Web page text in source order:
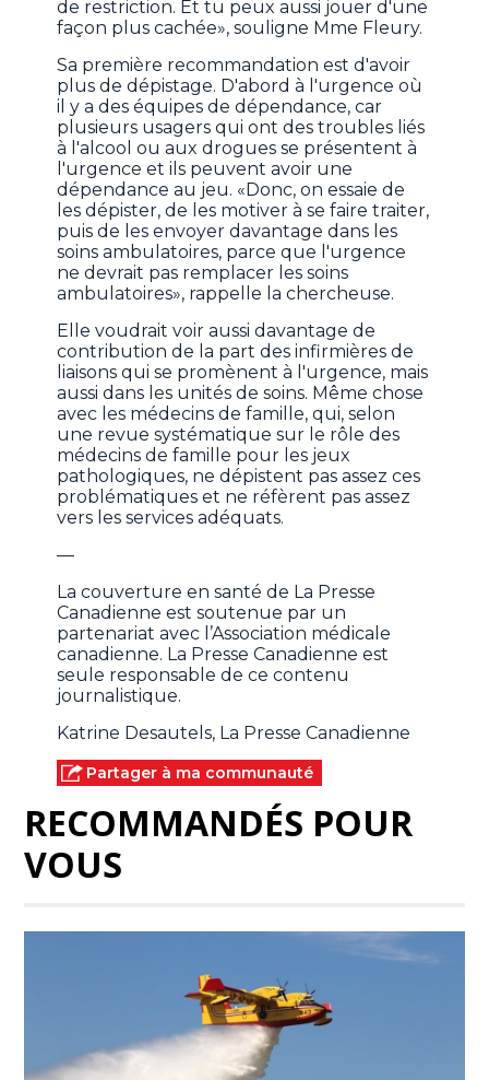
de restriction. Et tu peux aussi jouer d'une
façon plus cachée», souligne Mme Fleury.
Sa première recommandation est d'avoir
plus de dépistage. D'abord à l'urgence où
il y a des équipes de dépendance, car
plusieurs usagers qui ont des troubles liés
à l'alcool ou aux drogues se présentent à
l'urgence et ils peuvent avoir une
dépendance au jeu. «Donc, on essaie de
les dépister, de les motiver à se faire traiter,
puis de les envoyer davantage dans les
soins ambulatoires, parce que l'urgence
ne devrait pas remplacer les soins
ambulatoires», rappelle la chercheuse.
Elle voudrait voir aussi davantage de
contribution de la part des infirmières de
liaisons qui se promènent à l'urgence, mais
aussi dans les unités de soins. Même chose
avec les médecins de famille, qui, selon
une revue systématique sur le rôle des
médecins de famille pour les jeux
pathologiques, ne dépistent pas assez ces
problématiques et ne réfèrent pas assez
vers les services adéquats.
—
La couverture en santé de La Presse
Canadienne est soutenue par un
partenariat avec l’Association médicale
canadienne. La Presse Canadienne est
seule responsable de ce contenu
journalistique.
Katrine Desautels, La Presse Canadienne
Partager à ma communauté
RECOMMANDÉS POUR
VOUS